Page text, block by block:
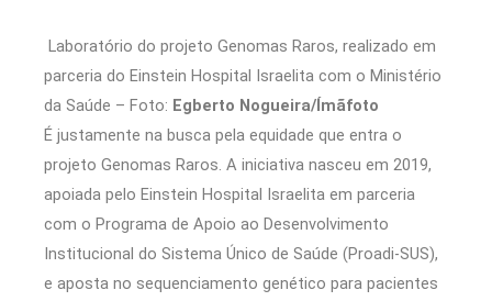
Laboratório do projeto Genomas Raros, realizado em
parceria do Einstein Hospital Israelita com o Ministério
da Saúde – Foto: Egberto Nogueira/Ímãfoto
É justamente na busca pela equidade que entra o
projeto Genomas Raros. A iniciativa nasceu em 2019,
apoiada pelo Einstein Hospital Israelita em parceria
com o Programa de Apoio ao Desenvolvimento
Institucional do Sistema Único de Saúde (Proadi-SUS),
e aposta no sequenciamento genético para pacientes